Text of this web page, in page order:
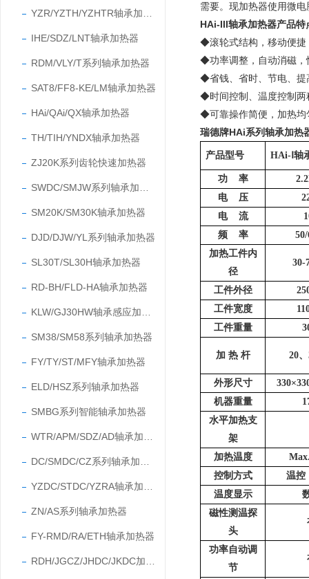
IHE/SDZ/LNT轴承加热器
RDM/VLY/T系列轴承加热器
SAT8/FF8-KE/LM轴承加热器
HAi/QAi/QX轴承加热器
TH/TIH/YNDX轴承加热器
ZJ20K系列齿轮快速加热器
SM20K/SM30K轴承加热器
DJD/DJW/YL系列轴承加热器
SL30T/SL30H轴承加热器
RD-BH/FLD-HA轴承加热器
SM38/SM58系列轴承加热器
FY/TY/ST/MFY轴承加热器
ELD/HSZ系列轴承加热器
SMBG系列智能轴承加热器
ZN/AS系列轴承加热器
FY-RMD/RA/ETH轴承加热器
需要。 现加热器使用微
HAi-III轴承加热器产品特
◆滚轮式结构，移动便捷
◆功率调整，自动消磁，
◆省钱、省时、节电、提
◆时间控制、温度控制两
◆可靠操作简便，加热均
瑞德牌HAi系列轴承加热
产品型号 HAi-Ⅰ轴
功率
电压
电流
频 率
加热工件内
径
30-
工件外径
工件宽度
工件重量
加 热 杆 20
外形尺寸
机器重量
水平加热支
架
加热温度
控制方式
温控
温度显示
磁性测温探
头
功率自动调
节